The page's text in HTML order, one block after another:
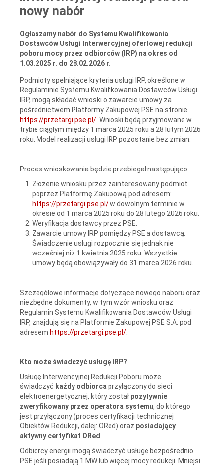
nowy nabór
Ogłaszamy nabór do Systemu Kwalifikowania
Dostawców Usługi Interwencyjnej ofertowej redukcji
poboru mocy przez odbiorców (IRP) na okres od
1.03.2025 r. do 28.02.2026 r.
Podmioty spełniające kryteria usługi IRP, określone w
Regulaminie Systemu Kwalifikowania Dostawców Usługi
IRP, mogą składać wnioski o zawarcie umowy za
pośrednictwem Platformy Zakupowej PSE na stronie
https://przetargi.pse.pl/ . Wnioski będą przyjmowane w
trybie ciągłym między 1 marca 2025 roku a 28 lutym 2026
roku. Model realizacji usługi IRP pozostanie bez zmian.
Proces wnioskowania będzie przebiegał następująco:
Złożenie wniosku przez zainteresowany podmiot
poprzez Platformę Zakupową pod adresem:
https://przetargi.pse.pl/w dowolnym terminie w
okresie od 1 marca 2025 roku do 28 lutego 2026 roku.
Weryfikacja dostawcy przez PSE.
Zawarcie umowy IRP pomiędzy PSE a dostawcą.
Świadczenie usługi rozpocznie się jednak nie
wcześniej niż 1 kwietnia 2025 roku. Wszystkie
umowy będą obowiązywały do 31 marca 2026 roku.
Szczegółowe informacje dotyczące nowego naboru oraz
niezbędne dokumenty, w tym wzór wniosku oraz
Regulamin Systemu Kwalifikowania Dostawców Usługi
IRP, znajdują się na Platformie Zakupowej PSE S.A. pod
adresem https://przetargi.pse.pl/
Kto może świadczyć usługę IRP?
Usługę Interwencyjnej Redukcji Poboru może
świadczyć każdy odbiorca przyłączony do sieci
elektroenergetycznej, który został pozytywnie
zweryfikowany przez operatora systemu, do którego
jest przyłączony (proces certyfikacji technicznej
Obiektów Redukcji, dalej: ORed) oraz posiadający
aktywny certyfikat ORed
Odbiorcy energii mogą świadczyć usługę bezpośrednio
PSE jeśli posiadają 1 MW lub więcej mocy redukcji. Mniejsi